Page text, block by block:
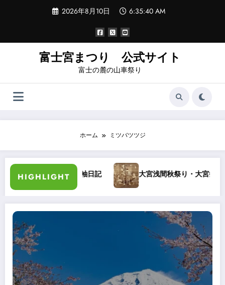
ツ
2026年8月10日 6:35:40 AM
富士宮まつり 公式サイト
富士の麓の山車祭り
ホーム ミツバツツジ
HIGHLIGHT
講演 袖日記 大宮浅間秋祭り・大宮祭りばや